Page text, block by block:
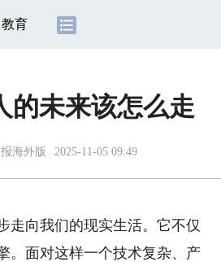
教育
的未来该怎么走
海外版 2025-11-05 09:49
向我们的现实生活。它不仅
。面对这样一个技术复杂、产